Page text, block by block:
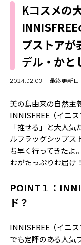
着痩せ
ベストコスメ
ヘアアレンジ
スキンケア
ボディケア
スクールニュー
制服コーデ
勉強・受験・進
エンタメニュー
なにわ男子
K-POP
LIFESTYLE
ライフスタイ
JKランキング
モデルの購入品
お悩み相談
JK TREND
JKトレンドニ
MODELS
TikTok
Instagram
YouTube
ゲッターズ飯田
MISS
バックナンバー
Kコスメの
プストアが
デル・か
2024.02.03 最終更新
美の島由来の自然主
INNISFREE（イニ
「推せる」と大人
ルフラッグシップス
ち早く行ってきたよ
おがたっぷりお届け！
POINT１：
ド？
INNISFREE（イニ
でも定評のある人気